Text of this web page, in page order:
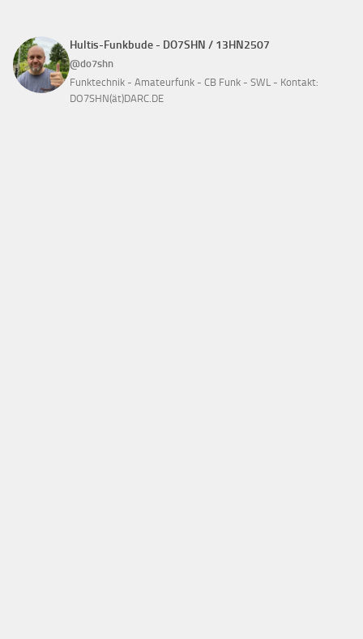
Hultis-Funkbude - DO7SHN / 13HN2507
@do7shn
Funktechnik - Amateurfunk - CB Funk - SWL - Kontakt:
DO7SHN(ät)DARC.DE